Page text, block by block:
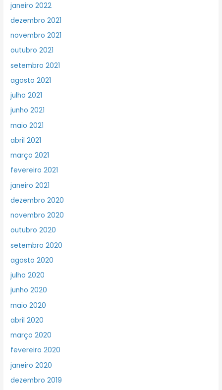
janeiro 2022
dezembro 2021
novembro 2021
outubro 2021
setembro 2021
agosto 2021
julho 2021
junho 2021
maio 2021
abril 2021
março 2021
fevereiro 2021
janeiro 2021
dezembro 2020
novembro 2020
outubro 2020
setembro 2020
agosto 2020
julho 2020
junho 2020
maio 2020
abril 2020
março 2020
fevereiro 2020
janeiro 2020
dezembro 2019